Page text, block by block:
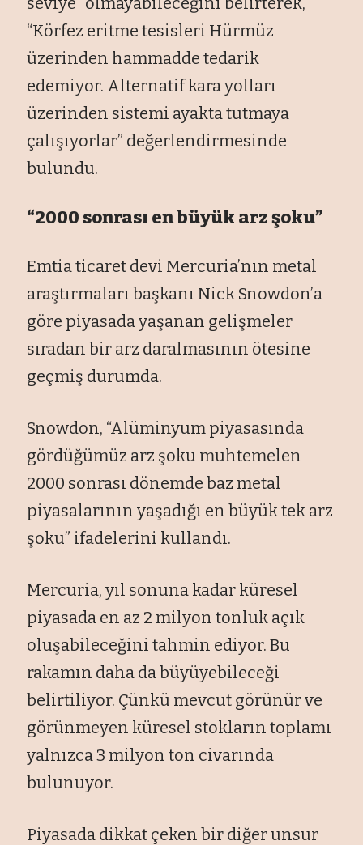
“Körfez eritme tesisleri Hürmüz
üzerinden hammadde tedarik
edemiyor. Alternatif kara yolları
üzerinden sistemi ayakta tutmaya
çalışıyorlar” değerlendirmesinde
bulundu.
“2000 sonrası en büyük arz şoku”
Emtia ticaret devi Mercuria’nın metal
araştırmaları başkanı Nick Snowdon’a
göre piyasada yaşanan gelişmeler
sıradan bir arz daralmasının ötesine
geçmiş durumda.
Snowdon, “Alüminyum piyasasında
gördüğümüz arz şoku muhtemelen
2000 sonrası dönemde baz metal
piyasalarının yaşadığı en büyük tek arz
şoku” ifadelerini kullandı.
Mercuria, yıl sonuna kadar küresel
piyasada en az 2 milyon tonluk açık
oluşabileceğini tahmin ediyor. Bu
rakamın daha da büyüyebileceği
belirtiliyor. Çünkü mevcut görünür ve
görünmeyen küresel stokların toplamı
yalnızca 3 milyon ton civarında
bulunuyor.
Piyasada dikkat çeken bir diğer unsur